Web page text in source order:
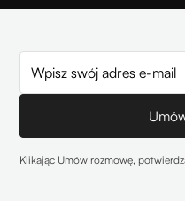
Klikając Umów rozmowę,